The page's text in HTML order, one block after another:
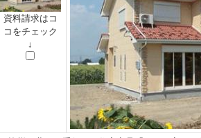
資料請求はコ
コをチェック
↓